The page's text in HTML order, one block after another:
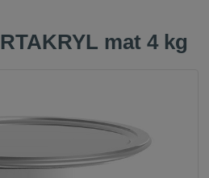
mat 4 kg